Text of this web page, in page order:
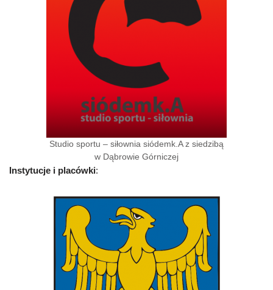
Studio sportu – siłownia siódemk.A z siedzibą
w Dąbrowie Górniczej
Instytucje i placówki: